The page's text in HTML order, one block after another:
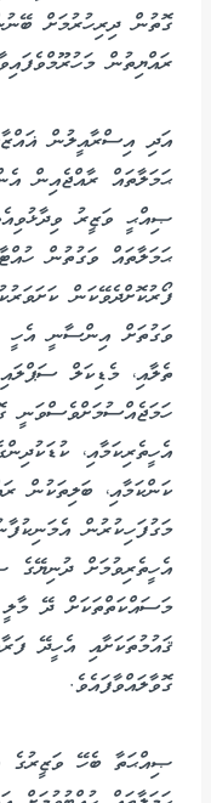
ގޮތުން ދިރިހުރުމަށް
ރައްޔިތުން
އަދި އިސްރާއީލުން
ޙަމަލާތައް ރާއްޖެއިން
ޞިއްޙީ ވަޒީރު
ޙަމަލާތައް ވަގުތުން
ފޯރުކޮށްދެވޭކަން
ވަގުތަށް އިންސާނީ އެހީ
ތެލާއި، މެޑިކަލް
ހަމަޖެއްސުމަށްވެސްވަނީ
އެހީތެރިކަމާއި،
ކަންކަމާއި، ބަލިތަކުން
މަގުފަހިކުރުން
އެހީތެރިވުމަށް ދުނިޔޭގެ
މަސައްކަތްތަކަށް ދޭ
ޤައުމުތަކަށާއި އެހީދޭ
ގޮވާލައްވާފައެވެ.
ޞިއްޙަތާ ބެހޭ ވަޒީރުގެ